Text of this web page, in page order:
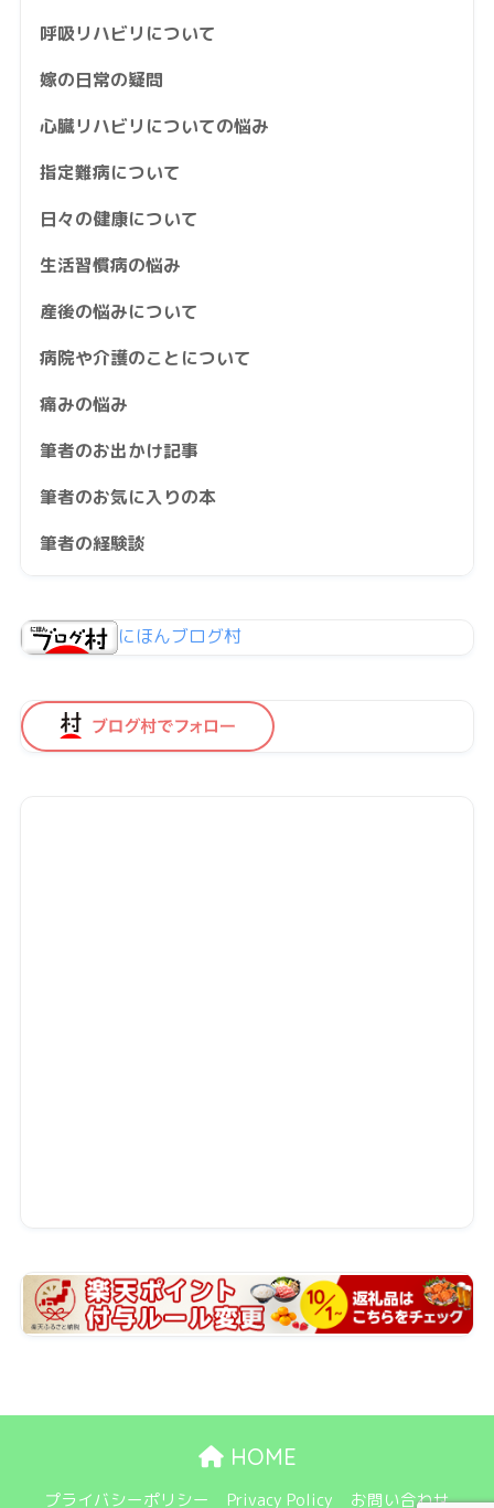
呼吸リハビリについて
嫁の日常の疑問
心臓リハビリについての悩み
指定難病について
日々の健康について
生活習慣病の悩み
産後の悩みについて
病院や介護のことについて
痛みの悩み
筆者のお出かけ記事
筆者のお気に入りの本
筆者の経験談
にほんブログ村
HOME
プライバシーポリシー Privacy Policy お問い合わせ